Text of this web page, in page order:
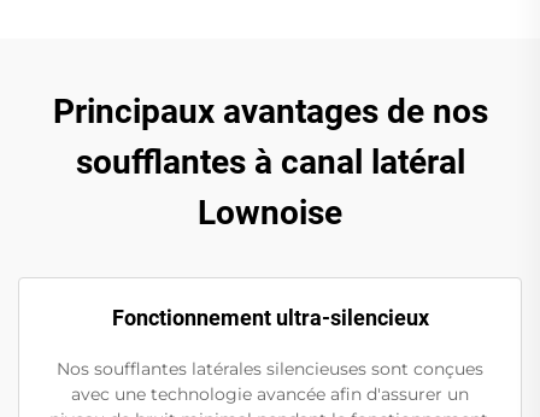
Principaux avantages de nos
soufflantes à canal latéral
Lownoise
Fonctionnement ultra-silencieux
Nos soufflantes latérales silencieuses sont conçues
avec une technologie avancée afin d'assurer un